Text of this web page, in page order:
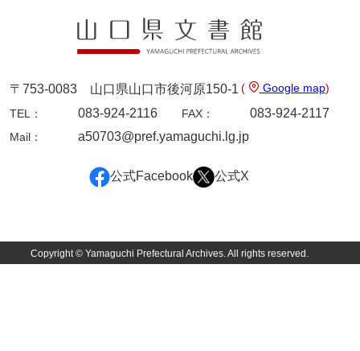
〒753-0083 山口県山口市後河原150-1 ( Google map)
TEL：
083-924-2116 FAX： 083-924-2117
Mail： a50703@pref.yamaguchi.lg.jp
公式Facebook 公式X
Copyright © Yamaguchi Prefectural Archives. All rights reserved.